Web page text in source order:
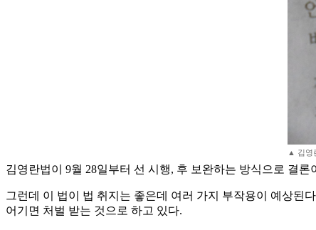
▲ 김영
김영란법이 9월 28일부터 선 시행, 후 보완하는 방식으로 결
그런데 이 법이 법 취지는 좋은데 여러 가지 부작용이 예상된
어기면 처벌 받는 것으로 하고 있다.